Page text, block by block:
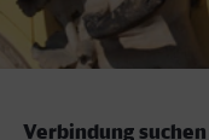
Verbindung suchen